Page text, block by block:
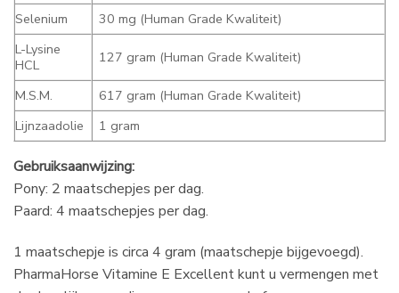
Selenium
30 mg (Human Grade Kwaliteit)
L-Lysine
HCL
127 gram (Human Grade Kwaliteit)
M.S.M.
617 gram (Human Grade Kwaliteit)
Lijnzaadolie
1 gram
Gebruiksaanwijzing:
Pony: 2 maatschepjes per dag.
Paard: 4 maatschepjes per dag.
1 maatschepje is circa 4 gram (maatschepje bijgevoegd).
PharmaHorse Vitamine E Excellent kunt u vermengen met